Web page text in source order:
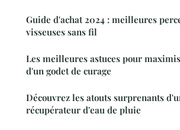
Guide d'achat 2024 : meilleures
visseuses sans fil
Les meilleures astuces pour
d'un godet de curage
Découvrez les atouts surprenants
récupérateur d'eau de pluie